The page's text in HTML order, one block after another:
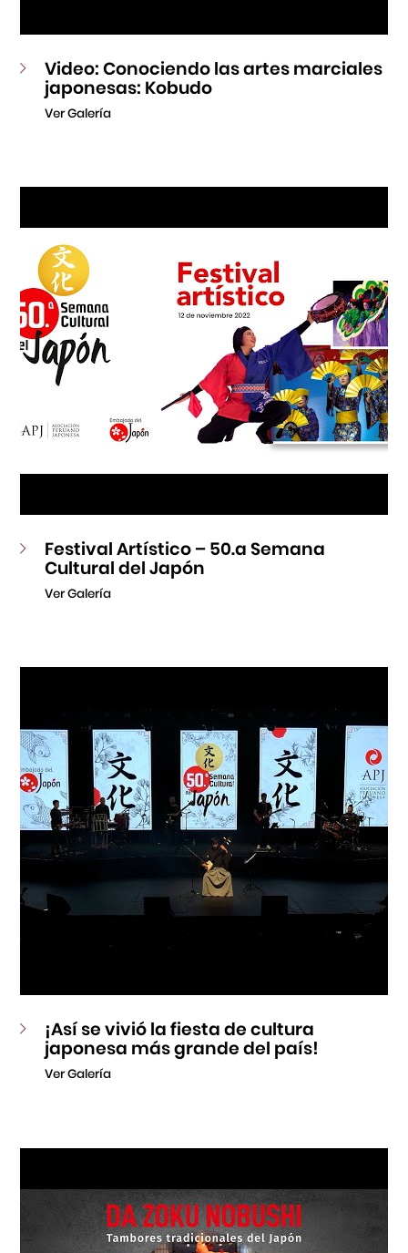
Video: Conociendo las artes marciales
japonesas: Kobudo
Ver Galería
Festival Artístico – 50.a Semana
Cultural del Japón
Ver Galería
¡Así se vivió la fiesta de cultura
japonesa más grande del país!
Ver Galería